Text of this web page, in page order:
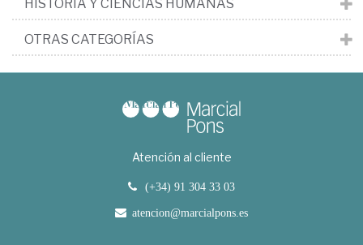
HISTORIA Y CIENCIAS HUMANAS
OTRAS CATEGORÍAS
Atención al cliente
(+34) 91 304 33 03
atencion@marcialpons.es